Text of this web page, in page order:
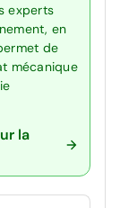
experts
en
de
mécanique
la